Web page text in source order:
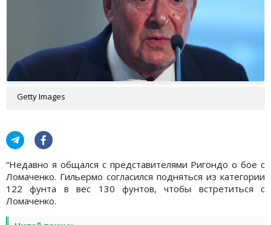
Getty Images
“Недавно я общался с представителями Ригондо о бое с
Ломаченко. Гильермо согласился подняться из категории
122 фунта в вес 130 фунтов, чтобы встретиться с
Ломаченко.